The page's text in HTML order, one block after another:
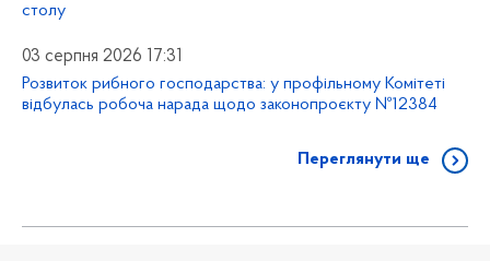
столу
03 серпня 2026 17:31
Розвиток рибного господарства: у профільному Комітеті
відбулась робоча нарада щодо законопроєкту №12384
Переглянути ще